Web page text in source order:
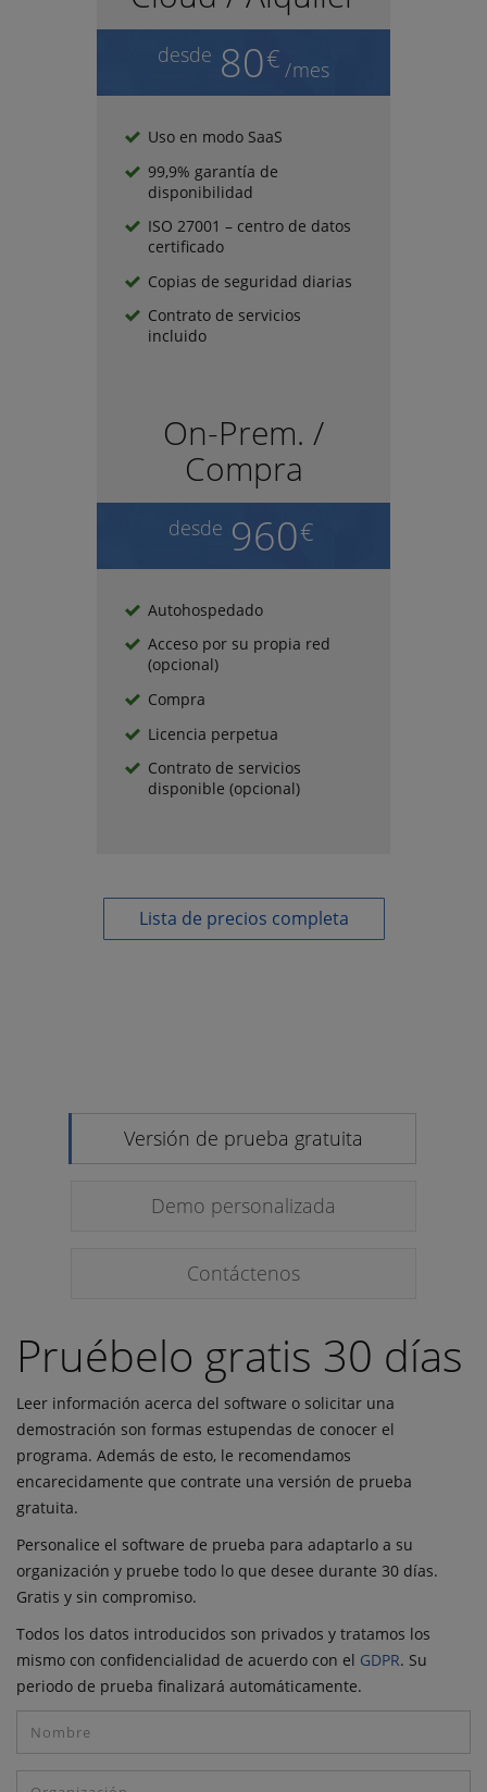
desde 80€ /mes
Uso en modo SaaS
99,9% garantía de
disponibilidad
ISO 27001 – centro de datos
certificado
Copias de seguridad diarias
Contrato de servicios
incluido
On-Prem. /
Compra
desde 960€
Autohospedado
Acceso por su propia red
(opcional)
Compra
Licencia perpetua
Contrato de servicios
disponible (opcional)
Lista de precios completa
Versión de prueba gratuita
Demo personalizada
Contáctenos
Pruébelo gratis 30 días
Leer información acerca del software o solicitar una
demostración son formas estupendas de conocer el
programa. Además de esto, le recomendamos
encarecidamente que contrate una versión de prueba
gratuita.
Personalice el software de prueba para adaptarlo a su
organización y pruebe todo lo que desee durante 30 días.
Gratis y sin compromiso.
Todos los datos introducidos son privados y tratamos los
mismo con confidencialidad de acuerdo con el GDPR. Su
periodo de prueba finalizará automáticamente.